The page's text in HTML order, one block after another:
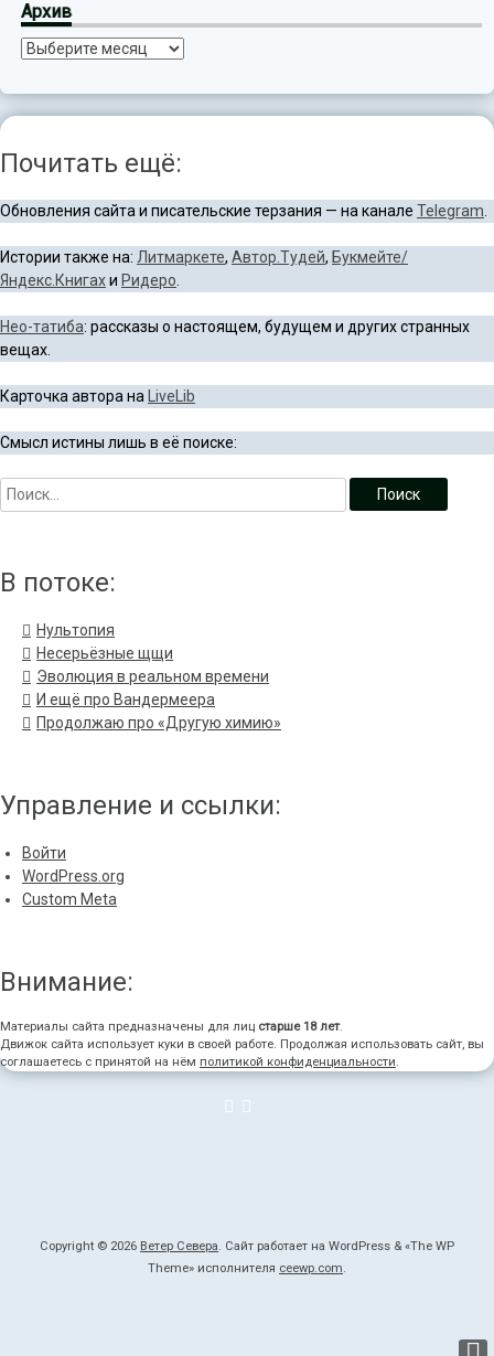
Архив
Архив
Почитать ещё:
Обновления сайта и писательские терзания — на канале Telegram
Истории также на: Литмаркете, Автор.Тудей, Букмейте/
Яндекс.Книгахи Ридеро
Нео-татиба: рассказы о настоящем, будущем и других странных
вещах.
Карточка автора на LiveLib
Смысл истины лишь в её поиске:
В потоке:
Нультопия
Несерьёзные щщи
Эволюция в реальном времени
И ещё про Вандермеера
Продолжаю про «Другую химию»
Управление и ссылки:
Войти
WordPress.org
Custom Meta
Внимание:
Материалы сайта предназначены для лиц старше 18 лет.
Движок сайта использует куки в своей работе. Продолжая использовать сайт, вы
соглашаетесь с принятой на нём политикой конфиденциальности.
Copyright © 2026 Ветер Севера. Сайт работает на WordPress & «The WP
Theme» исполнителя ceewp.com.